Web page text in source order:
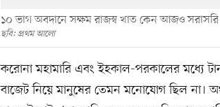
১০ ভাগ অবদানে সক্ষম রাজস্ব খাত কেন আজও সরাসরি
ছবি: প্রথম আলো
করোনা মহামারি এবং ইহকাল-পরকালের মধ্যে
বাজেট নিয়ে মানুষের তেমন মনোযোগ ছিল না।